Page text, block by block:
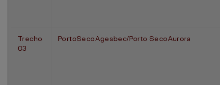
Trecho
03
PortoSecoAgesbec/Porto SecoAurora